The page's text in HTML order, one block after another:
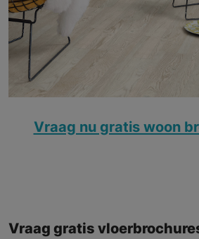
Vraag nu gratis woon
Vraag gratis